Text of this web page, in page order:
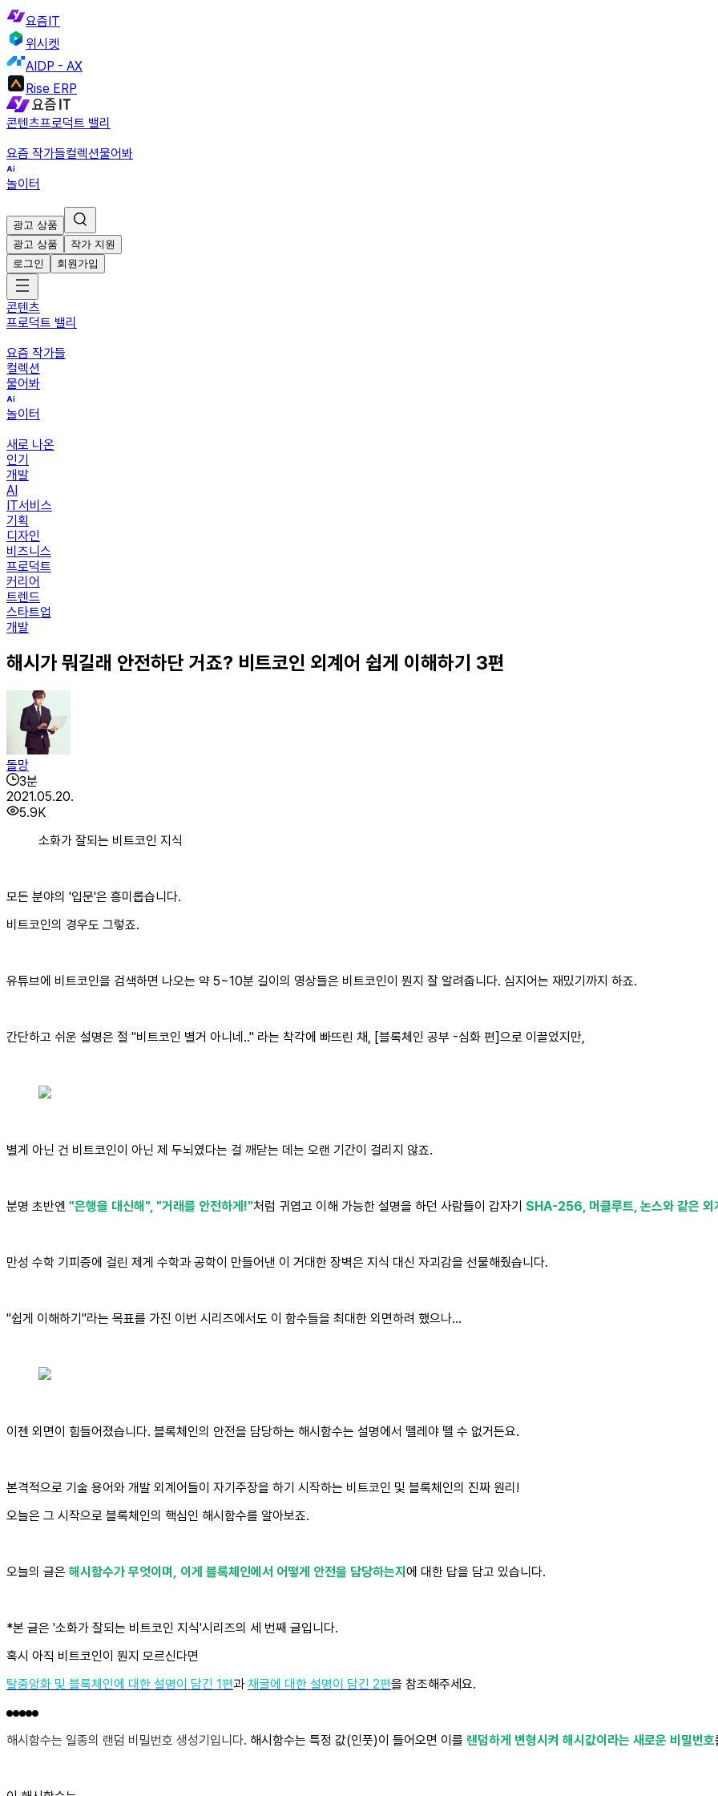
요즘IT
위시켓
AIDP - AX
Rise ERP
콘텐츠프로덕트 밸리
요즘 작가들컬렉션물어봐
놀이터
광고 상품
광고 상품
작가 지원
로그인
회원가입
콘텐츠
프로덕트 밸리
요즘 작가들
컬렉션
물어봐
놀이터
새로 나온
인기
개발
AI
IT서비스
기획
디자인
비즈니스
프로덕트
커리어
트렌드
스타트업
개발
해시가 뭐길래 안전하단 거죠? 비트코인 외계어 쉽게 이해하기 3편
돌망
3분
2021.05.20.
5.9K
소화가 잘되는 비트코인 지식
모든 분야의 '입문'은 흥미롭습니다.
비트코인의 경우도 그렇죠.
유튜브에 비트코인을 검색하면 나오는 약 5~10분 길이의 영상들은 비트코인이 뭔지 잘 알려줍니다. 심지어는 재밌기까지 하죠.
간단하고 쉬운 설명은 절 "비트코인 별거 아니네.." 라는 착각에 빠뜨린 채, [블록체인 공부 -심화 편]으로 이끌었지만,
별게 아닌 건 비트코인이 아닌 제 두뇌였다는 걸 깨닫는 데는 오랜 기간이 걸리지 않죠.
분명 초반엔 "은행을 대신해", "거래를 안전하게!"처럼 귀엽고 이해 가능한 설명을 하던 사람들이 갑자기 SHA-256, 머클루트, 논스와 같은 외
만성 수학 기피증에 걸린 제게 수학과 공학이 만들어낸 이 거대한 장벽은 지식 대신 자괴감을 선물해줬습니다.
"쉽게 이해하기"라는 목표를 가진 이번 시리즈에서도 이 함수들을 최대한 외면하려 했으나…
이젠 외면이 힘들어졌습니다. 블록체인의 안전을 담당하는 해시함수는 설명에서 뗄레야 뗄 수 없거든요.
본격적으로 기술 용어와 개발 외계어들이 자기주장을 하기 시작하는 비트코인 및 블록체인의 진짜 원리!
오늘은 그 시작으로 블록체인의 핵심인 해시함수를 알아보죠.
오늘의 글은 해시함수가 무엇이며, 이게 블록체인에서 어떻게 안전을 담당하는지 에 대한 답을 담고 있습니다.
*본 글은 '소화가 잘되는 비트코인 지식'시리즈의 세 번째 글입니다.
혹시 아직 비트코인이 뭔지 모르신다면
탈중앙화 및 블록체인에 대한 설명이 담긴 1편과채굴에 대한 설명이 담긴 2편을 참조해주세요.
해시함수는 일종의 랜덤 비밀번호 생성기입니다. 해시함수는 특정 값(인풋)이 들어오면 이를 랜덤하게 변형시켜 해시값이라는 새로운 비밀번호